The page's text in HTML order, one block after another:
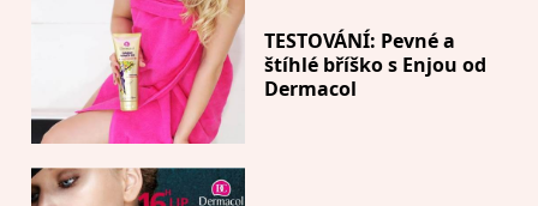
TESTOVÁNÍ: Pevné a
štíhlé bříško s Enjou od
Dermacol